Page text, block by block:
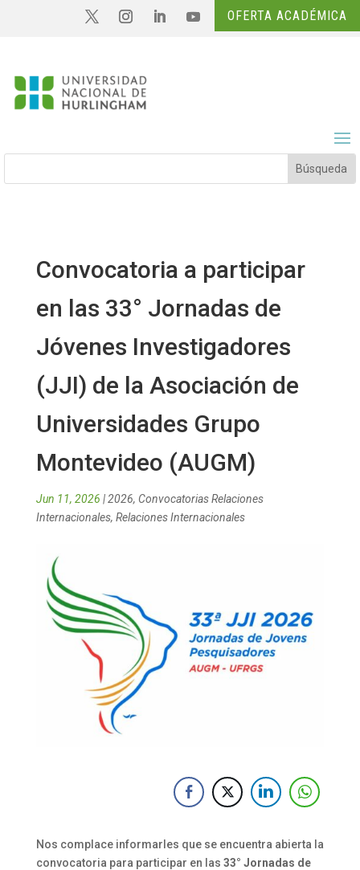
OFERTA ACADÉMICA
Convocatoria a participar
en las 33° Jornadas de
Jóvenes Investigadores
(JJI) de la Asociación de
Universidades Grupo
Montevideo (AUGM)
Jun 11, 2026 |2026, Convocatorias Relaciones
Internacionales, Relaciones Internacionales
Nos complace informarles que se encuentra abierta la
convocatoria para participar en las 33° Jornadas de